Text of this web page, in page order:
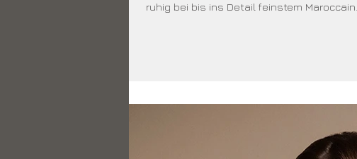
ruhig bei bis ins Detail feinstem Maroccain...